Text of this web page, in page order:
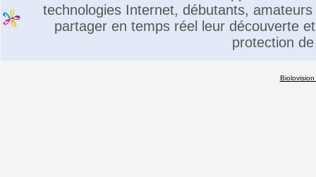
technologies Internet, débutants,
partager en temps réel leur découverte
protection
Biolovision